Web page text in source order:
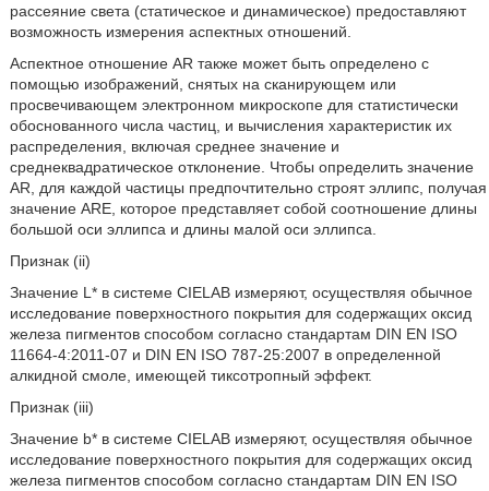
рассеяние света (статическое и динамическое) предоставляют
возможность измерения аспектных отношений.
Аспектное отношение AR также может быть определено с
помощью изображений, снятых на сканирующем или
просвечивающем электронном микроскопе для статистически
обоснованного числа частиц, и вычисления характеристик их
распределения, включая среднее значение и
среднеквадратическое отклонение. Чтобы определить значение
AR, для каждой частицы предпочтительно строят эллипс, получая
значение ARE, которое представляет собой соотношение длины
большой оси эллипса и длины малой оси эллипса.
Признак (ii)
Значение L* в системе CIELAB измеряют, осуществляя обычное
исследование поверхностного покрытия для содержащих оксид
железа пигментов способом согласно стандартам DIN EN ISO
11664-4:2011-07 и DIN EN ISO 787-25:2007 в определенной
алкидной смоле, имеющей тиксотропный эффект.
Признак (iii)
Значение b* в системе CIELAB измеряют, осуществляя обычное
исследование поверхностного покрытия для содержащих оксид
железа пигментов способом согласно стандартам DIN EN ISO